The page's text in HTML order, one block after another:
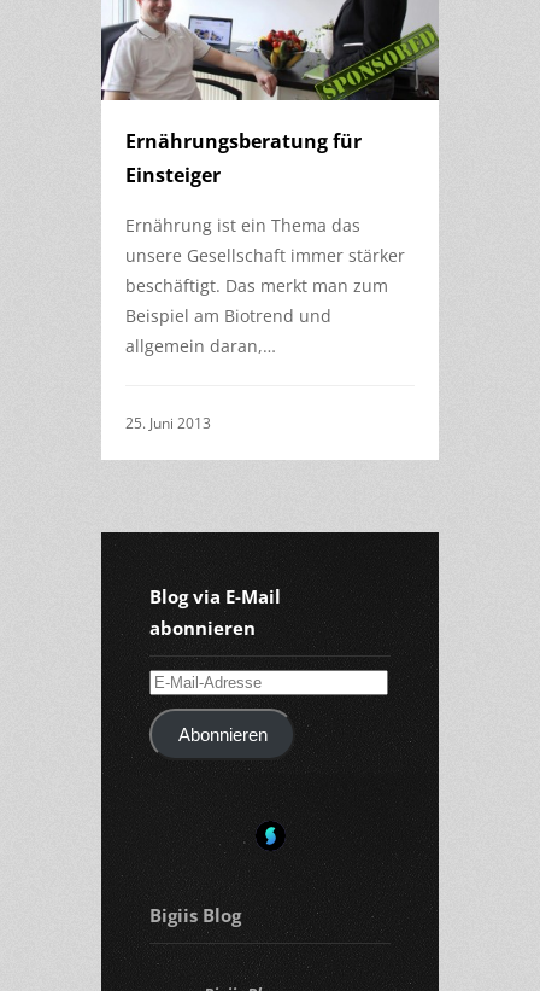
Ernährungsberatung für
Einsteiger
Ernährung ist ein Thema das
unsere Gesellschaft immer stärker
beschäftigt. Das merkt man zum
Beispiel am Biotrend und
allgemein daran,…
25. Juni 2013
Blog via E-Mail
abonnieren
E-
Mail-
AdresseAbonnieren
Bigiis Blog